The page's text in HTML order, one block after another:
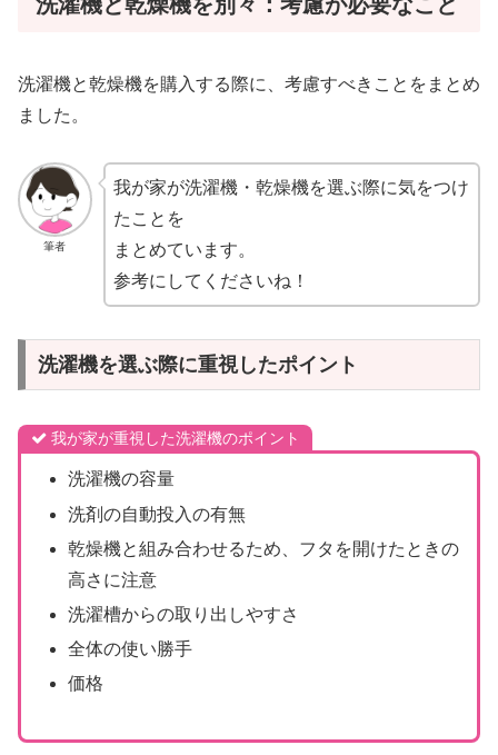
洗濯機と乾燥機を購入する際に、考慮すべきことをまとめ
ました。
筆者
我が家が洗濯機・乾燥機を選ぶ際に気をつけ
たことを
まとめています。
参考にしてくださいね！
洗濯機を選ぶ際に重視したポイント
我が家が重視した洗濯機のポイント
洗濯機の容量
洗剤の自動投入の有無
乾燥機と組み合わせるため、フタを開けたときの
高さに注意
洗濯槽からの取り出しやすさ
全体の使い勝手
価格